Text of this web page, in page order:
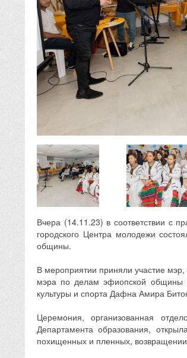
Вчера (14.11.23) в соответствии с
городского Центра молодежи
общины.
В мероприятии приняли участие
мэра по делам эфиопской общины
культуры и спорта Дафна Амира
Церемония, организованная
Департамента образования,
похищенных и пленных,